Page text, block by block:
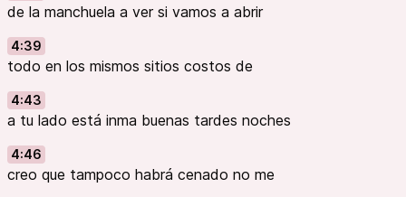
de la manchuela a ver si vamos a abrir
4:39
todo en los mismos sitios costos de
4:43
a tu lado está inma buenas tardes noches
4:46
creo que tampoco habrá cenado no me